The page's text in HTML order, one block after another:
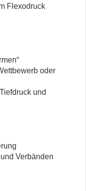
Flexodruck
oder
und
Verbänden